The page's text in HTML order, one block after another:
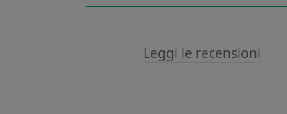
Leggi le recensioni